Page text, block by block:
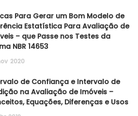
Para Gerar um Bom Modelo de
Estatística Para Avaliação de
– que Passe nos Testes da
NBR 14653
2020
de Confiança e Intervalo de
na Avaliação de Imóveis –
Equações, Diferenças e Usos